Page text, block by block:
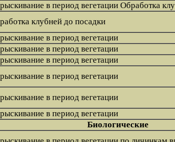
в период вегетации Обработка
клубней до посадки
в период вегетации
в период вегетации
в период вегетации
в период вегетации
в период вегетации
в период вегетации
Биологические